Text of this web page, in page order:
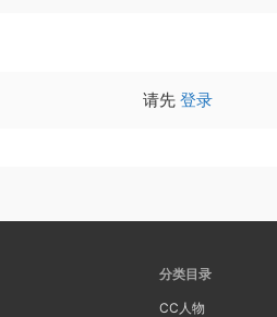
请先 登录
分类目录
CC人物